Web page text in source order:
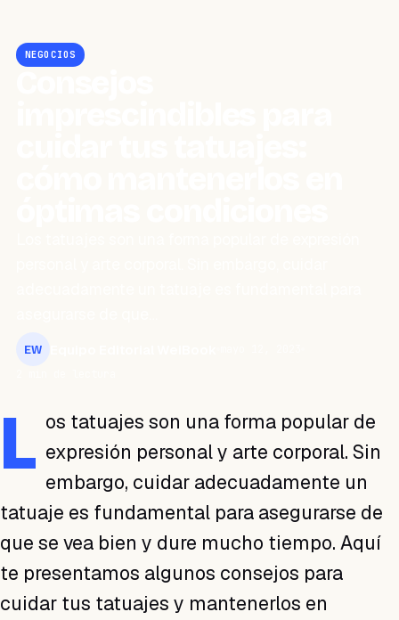
NEGOCIOS
EW
L os tatuajes son una forma popular de
expresión personal y arte corporal. Sin
embargo, cuidar adecuadamente un
tatuaje es fundamental para asegurarse de
que se vea bien y dure mucho tiempo. Aquí
te presentamos algunos consejos para
cuidar tus tatuajes y mantenerlos en